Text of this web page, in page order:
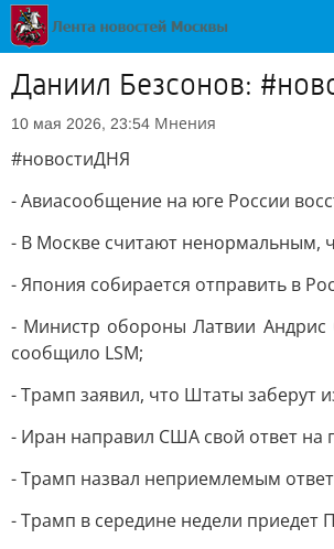
Даниил Безсонов:
10 мая 2026, 23:54 Мнения
#новостиДНЯ
- Авиасообщение на юге России
- В Москве считают ненормальным,
- Япония собирается отправить в
- Министр обороны Латвии Андрис
сообщило LSM;
- Трамп заявил, что Штаты заберут
- Иран направил США свой ответ
- Трамп назвал неприемлемым
- Трамп в середине недели приедет